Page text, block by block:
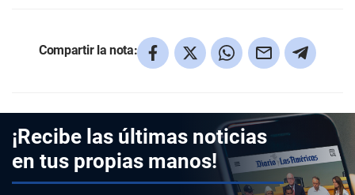
Compartir la nota:
¡Recibe las últimas noticias
en tus propias manos!